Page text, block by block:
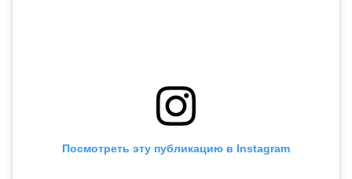
Посмотреть эту публикацию в Instagram